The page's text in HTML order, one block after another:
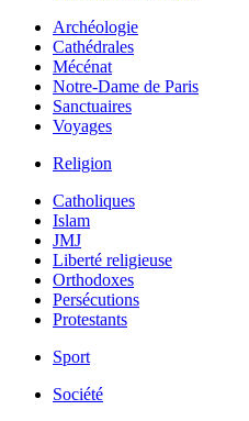
Archéologie
Cathédrales
Mécénat
Notre-Dame de Paris
Sanctuaires
Voyages
Religion
Catholiques
Islam
JMJ
Liberté religieuse
Orthodoxes
Persécutions
Protestants
Sport
Société